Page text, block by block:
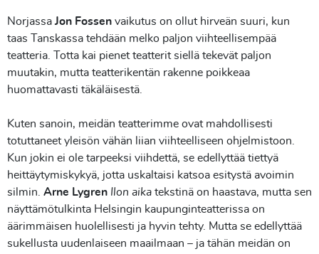
Norjassa Jon Fossen vaikutus on ollut hirveän suuri, kun
taas Tanskassa tehdään melko paljon viihteellisempää
teatteria. Totta kai pienet teatterit siellä tekevät paljon
muutakin, mutta teatterikentän rakenne poikkeaa
huomattavasti täkäläisestä.
Kuten sanoin, meidän teatterimme ovat mahdollisesti
totuttaneet yleisön vähän liian viihteelliseen ohjelmistoon.
Kun jokin ei ole tarpeeksi viihdettä, se edellyttää tiettyä
heittäytymiskykyä, jotta uskaltaisi katsoa esitystä avoimin
silmin. Arne Lygren Ilon aika tekstinä on haastava, mutta sen
näyttämötulkinta Helsingin kaupunginteatterissa on
äärimmäisen huolellisesti ja hyvin tehty. Mutta se edellyttää
sukellusta uudenlaiseen maailmaan – ja tähän meidän on